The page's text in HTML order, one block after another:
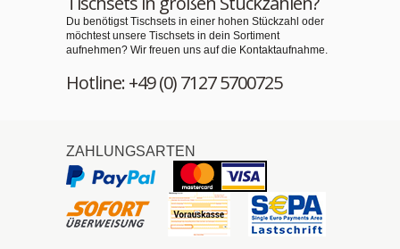
Du benötigst Tischsets in einer hohen Stückzahl oder
möchtest unsere Tischsets in dein Sortiment
aufnehmen? Wir freuen uns auf die Kontaktaufnahme.
Hotline: +49 (0) 7127 5700725
ZAHLUNGSARTEN